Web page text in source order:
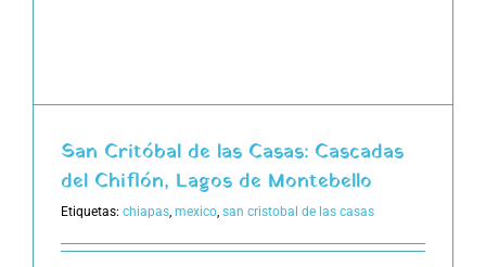
San Critóbal de las Casas: Cascadas
del Chiflón, Lagos de Montebello
Etiquetas: chiapas, mexico, san cristobal de las casas